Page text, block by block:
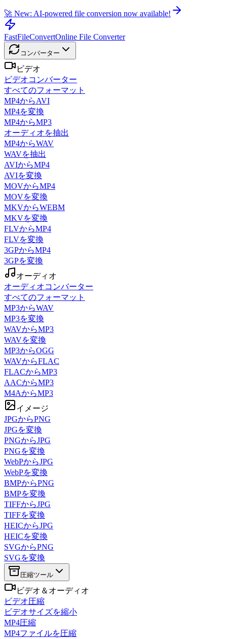
🚀 New: AI-powered file conversion now available!
FastFileConvertOnline File Converter
コンバーター
ビデオ
ビデオコンバーター
すべてのフォーマット
MP4からAVI
MP4を変換
MP4からMP3
オーディオを抽出
MP4からWAV
WAVを抽出
AVIからMP4
AVIを変換
MOVからMP4
MOVを変換
MKVからWEBM
MKVを変換
FLVからMP4
FLVを変換
3GPからMP4
3GPを変換
オーディオ
オーディオコンバーター
すべてのフォーマット
MP3からWAV
MP3を変換
WAVからMP3
WAVを変換
MP3からOGG
WAVからFLAC
FLACからMP3
AACからMP3
M4AからMP3
イメージ
JPGからPNG
JPGを変換
PNGからJPG
PNGを変換
WebPからJPG
WebPを変換
BMPからPNG
BMPを変換
TIFFからJPG
TIFFを変換
HEICからJPG
HEICを変換
SVGからPNG
SVGを変換
圧縮ツール
ビデオ＆オーディオ
ビデオ圧縮
ビデオサイズを縮小
MP4圧縮
MP4ファイルを圧縮